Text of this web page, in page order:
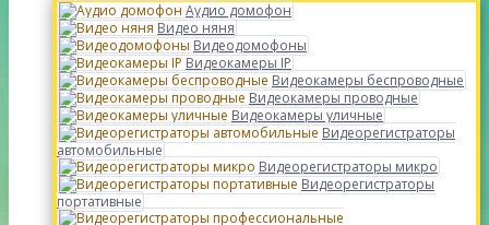
Аудио домофон
Видео няня
Видеодомофоны
Видеокамеры IP
Видеокамеры беспроводные
Видеокамеры проводные
Видеокамеры уличные
Видеорегистраторы
автомобильные
Видеорегистраторы микро
Видеорегистраторы
портативные